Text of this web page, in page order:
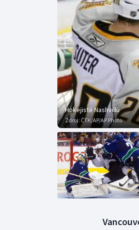
Hokejisté Nashvillu
Zdroj: ČTK/AP/AP Photo